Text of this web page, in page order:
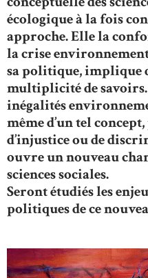
écologique à la fois
approche. Elle la
la crise
sa politique, implique
multiplicité de
inégalités
même d’un tel
d’injustice ou de
ouvre un nouveau
sciences sociales.
Seront étudiés les
politiques de ce